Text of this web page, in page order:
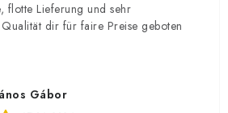
flotte Lieferung und sehr
dir für faire Preise geboten
Gábor